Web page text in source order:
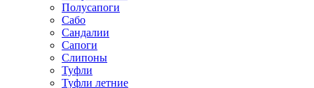
Полусапоги
Сабо
Сандалии
Сапоги
Слипоны
Туфли
Туфли летние